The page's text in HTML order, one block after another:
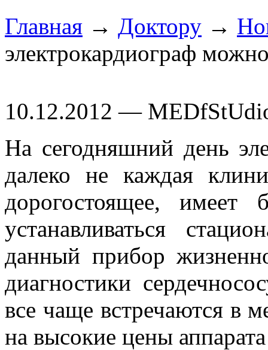
Главная → Доктору →
электрокардиограф
10.12.2012 —
На сегодняшний день
далеко не каждая
дорогостоящее,
устанавливаться
данный прибор
диагностики
все чаще встречаются в
на высокие цены